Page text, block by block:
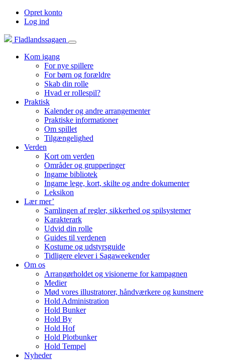
Opret konto
Log ind
Fladlandssagaen
Kom igang
For nye spillere
For børn og forældre
Skab din rolle
Hvad er rollespil?
Praktisk
Kalender og andre arrangementer
Praktiske informationer
Om spillet
Tilgængelighed
Verden
Kort om verden
Områder og grupperinger
Ingame bibliotek
Ingame lege, kort, skilte og andre dokumenter
Leksikon
Lær mer’
Samlingen af regler, sikkerhed og spilsystemer
Karakterark
Udvid din rolle
Guides til verdenen
Kostume og udstyrsguide
Tidligere elever i Sagaweekender
Om os
Arrangørholdet og visionerne for kampagnen
Medier
Mød vores illustratorer, håndværkere og kunstnere
Hold Administration
Hold Bunker
Hold By
Hold Hof
Hold Plotbunker
Hold Tempel
Nyheder